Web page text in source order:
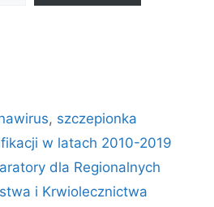
, szczepionka
w latach 2010-2019
dla Regionalnych
i Krwiolecznictwa